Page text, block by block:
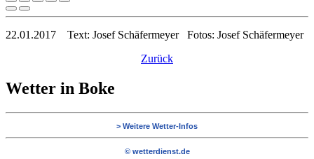
22.01.2017 Text: Josef Schäfermeyer Fotos: Josef Schäfermeyer
Zurück
Wetter in Boke
> Weitere Wetter-Infos
© wetterdienst.de